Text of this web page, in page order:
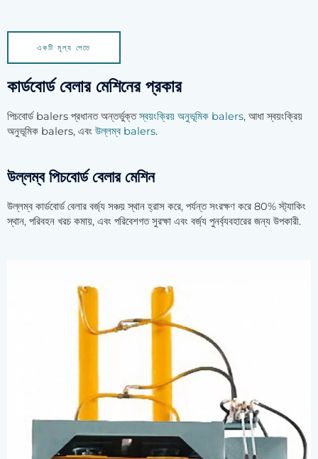
একটি মূল্য পেতে
কার্ডবোর্ড বেলার মেশিনের প্রকার
পিচবোর্ড balers প্রধানত অন্তর্ভুক্তস্বয়ংক্রিয় অনুভূমিক balers, আধা স্বয়ংক্রিয়
অনুভূমিক balers, এবং উল্লম্ব balers.
উল্লম্ব পিচবোর্ড বেলার মেশিন
উল্লম্ব কার্ডবোর্ড বেলার বর্জ্য সঞ্চয় স্থান হ্রাস করে, পর্যন্ত সংরক্ষণ করে 80% স্ট্যাকিং
স্থান, পরিবহন খরচ কমায়, এবং পরিবেশগত সুরক্ষা এবং বর্জ্য পুনর্ব্যবহারের জন্য উপকারী.